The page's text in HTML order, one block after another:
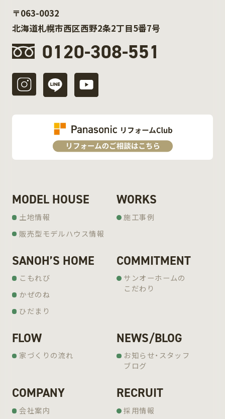
〒063-0032
北海道札幌市西区西野2条2丁目5番7号
0120-308-551
MODEL HOUSE
土地情報
販売型モデルハウス情報
WORKS
施工事例
SANOH’S HOME
こもれび
かぜのね
ひだまり
COMMITMENT
サンオーホームの
こだわり
FLOW
家づくりの流れ
NEWS/BLOG
お知らせ・スタッフ
ブログ
COMPANY
会社案内
RECRUIT
採用情報